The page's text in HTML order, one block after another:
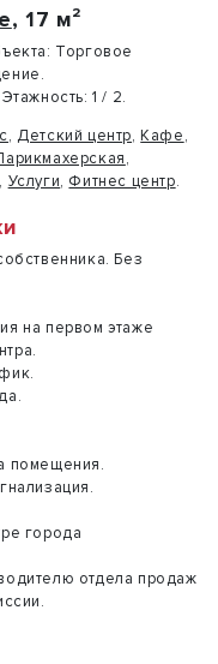
, 17 м²
Торговое
1 / 2.
, Детский центр, Кафе,
,
, Услуги, Фитнес центр.
Без
на первом этаже
помещения.
города
отдела продаж